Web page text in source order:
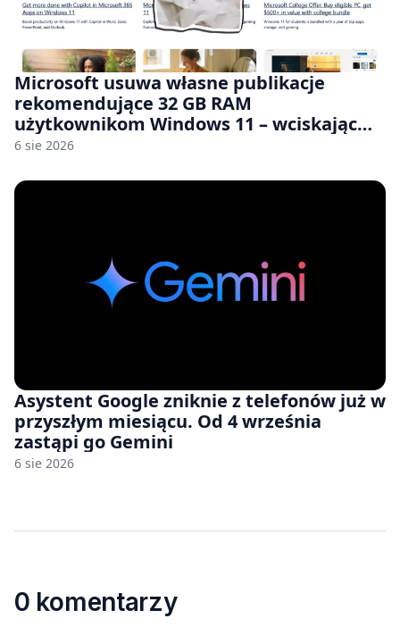
Microsoft usuwa własne publikacje
rekomendujące 32 GB RAM
użytkownikom Windows 11 – wciskając
nam przy tym komputery z 8 GB RAM po
6 sie 2026
Asystent Google zniknie z telefonów już w
przyszłym miesiącu. Od 4 września
zastąpi go Gemini
6 sie 2026
0 komentarzy